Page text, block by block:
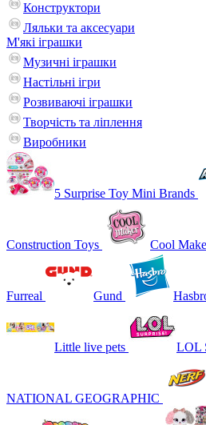
Конструктори
Ляльки та аксесуари
М'які іграшки
Музичні іграшки
Настільні iгри
Розвиваючі іграшки
Творчість та ліплення
Виробники
5 Surprise Toy Mini Brands
Construction Toys Cool
Furreal Gund
Little live pets LOL
NATIONAL GEOGRAPHIC